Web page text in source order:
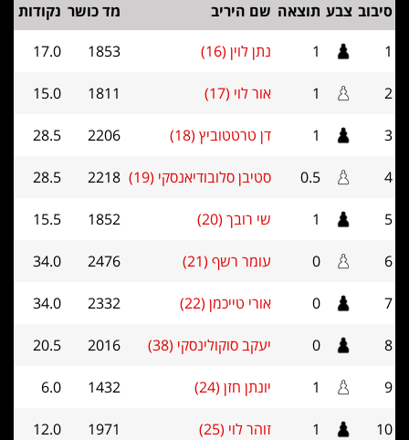
סיבוב צבע תוצאה שם היריב מד כושר נקודות
1
1 נתן לוין (16) 1853
17.0
2
1 אור לוי (17) 1811
15.0
3
1 דן טרטטוביץ (18) 2206
28.5
4
0.5 סטיבן סלובודיאנסקי (19) 2218
28.5
5
1 שי רובך (20) 1852
15.5
6
0 עומר רשף (21) 2476
34.0
7
0 אורי טייכמן (22) 2332
34.0
8
0 יעקב סוקולינסקי (38) 2016
20.5
9
1 יונתן חזן (24) 1432
6.0
10
1 זוהר לוי (25) 1971
12.0